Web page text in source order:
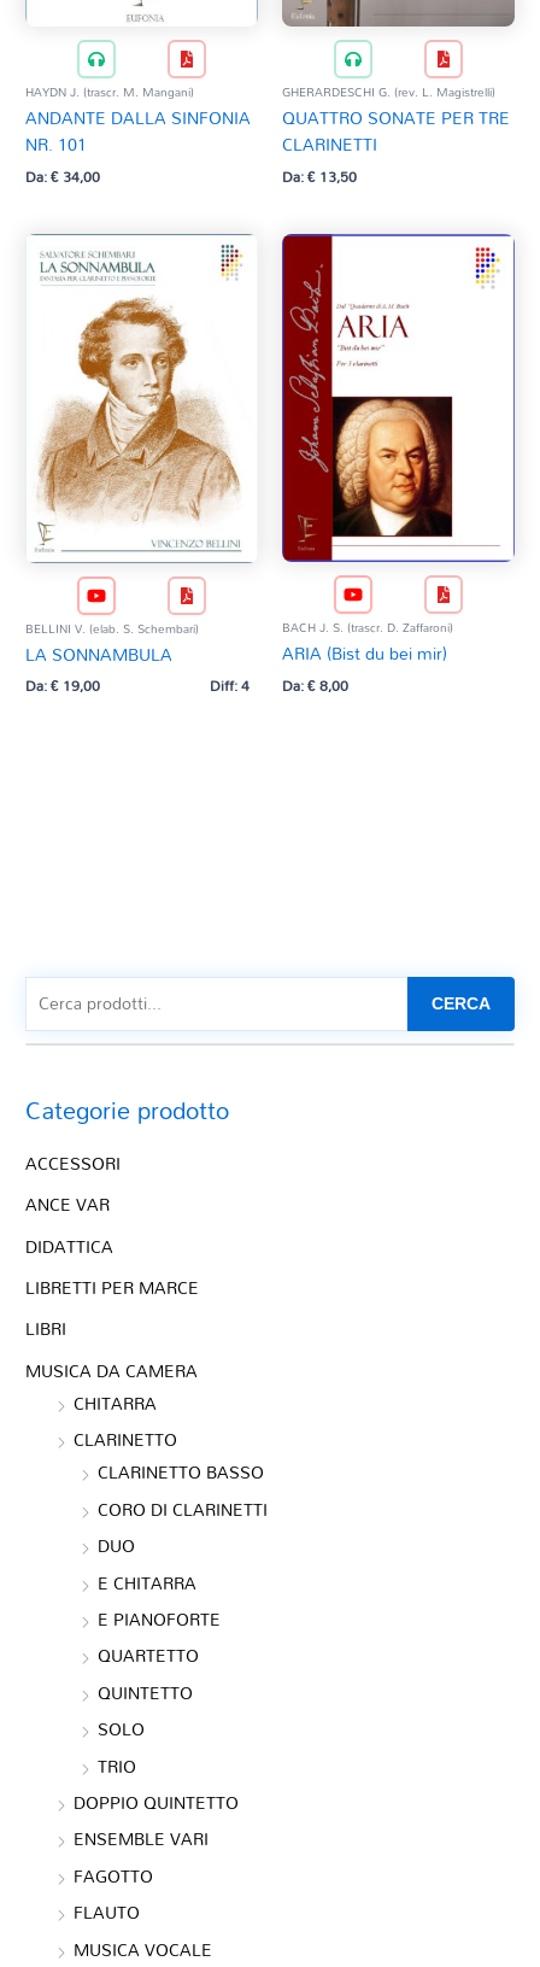
HAYDN J. (trascr. M. Mangani)
ANDANTE DALLA SINFONIA
NR. 101
Da:€34,00
GHERARDESCHI G. (rev. L. Magistrelli)
QUATTRO SONATE PER TRE
CLARINETTI
Da:€13,50
BELLINI V. (elab. S. Schembari)
LA SONNAMBULA
Da:€19,00 Diff: 4
BACH J. S. (trascr. D. Zaffaroni)
ARIA (Bist du bei mir)
Da:€8,00
CERCA
Categorie prodotto
ACCESSORI
ANCE VAR
DIDATTICA
LIBRETTI PER MARCE
LIBRI
MUSICA DA CAMERA
CHITARRA
CLARINETTO
CLARINETTO BASSO
CORO DI CLARINETTI
DUO
E CHITARRA
E PIANOFORTE
QUARTETTO
QUINTETTO
SOLO
TRIO
DOPPIO QUINTETTO
ENSEMBLE VARI
FAGOTTO
FLAUTO
MUSICA VOCALE